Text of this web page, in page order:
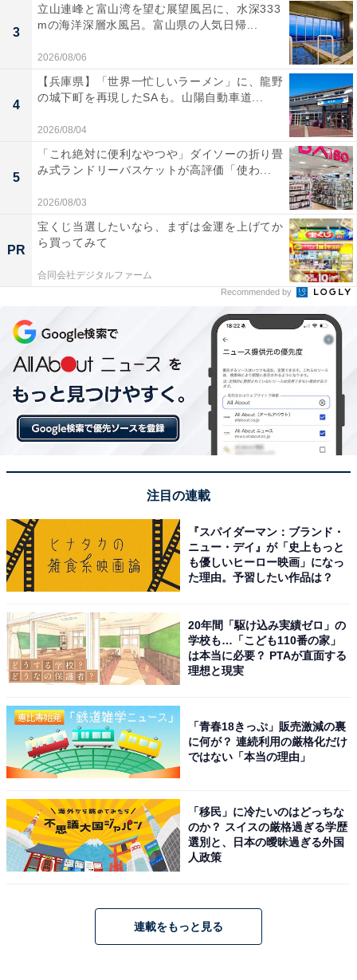
3
立山連峰と富山湾を望む展望風呂に、水深333
mの海洋深層水風呂。富山県の人気日帰...
2026/08/06
4
【兵庫県】「世界一忙しいラーメン」に、龍野
の城下町を再現したSAも。山陽自動車道...
2026/08/04
5
「これ絶対に便利なやつや」ダイソーの折り畳
み式ランドリーバスケットが高評価「使わ...
2026/08/03
PR
宝くじ当選したいなら、まずは金運を上げてか
ら買ってみて
合同会社デジタルファーム
Recommended by
注目の連載
『スパイダーマン：ブランド・
ニュー・デイ』が「史上もっと
も優しいヒーロー映画」になっ
た理由。予習したい作品は？
20年間「駆け込み実績ゼロ」の
学校も…「こども110番の家」
は本当に必要？ PTAが直面する
理想と現実
「青春18きっぷ」販売激減の裏
に何が？ 連続利用の厳格化だけ
ではない「本当の理由」
「移民」に冷たいのはどっちな
のか？ スイスの厳格過ぎる学歴
選別と、日本の曖昧過ぎる外国
人政策
連載をもっと見る